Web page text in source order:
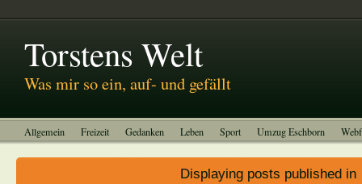
Torstens Welt
Was mir so ein, auf- und gefällt
Allgemein Freizeit Gedanken Leben Sport Umzug Eschborn
Displaying posts published in